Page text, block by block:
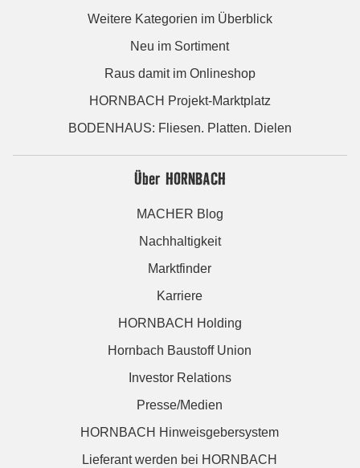
Weitere Kategorien im Überblick
Neu im Sortiment
Raus damit im Onlineshop
HORNBACH Projekt-Marktplatz
BODENHAUS: Fliesen. Platten. Dielen
Über HORNBACH
MACHER Blog
Nachhaltigkeit
Marktfinder
Karriere
HORNBACH Holding
Hornbach Baustoff Union
Investor Relations
Presse/Medien
HORNBACH Hinweisgebersystem
Lieferant werden bei HORNBACH